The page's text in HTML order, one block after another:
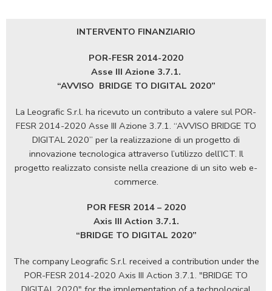
INTERVENTO FINANZIARIO
POR-FESR 2014-2020
Asse III Azione 3.7.1.
“AVVISO BRIDGE TO DIGITAL 2020”
La Leografic S.r.l. ha ricevuto un contributo a valere sul POR-
FESR 2014-2020 Asse III Azione 3.7.1. “AVVISO BRIDGE TO
DIGITAL 2020” per la realizzazione di un progetto di
innovazione tecnologica attraverso l’utilizzo dell’ICT. Il
progetto realizzato consiste nella creazione di un sito web e-
commerce.
POR FESR 2014 – 2020
Axis III Action 3.7.1.
“BRIDGE TO DIGITAL 2020”
The company Leografic S.r.l. received a contribution under the
POR-FESR 2014-2020 Axis III Action 3.7.1. "BRIDGE TO